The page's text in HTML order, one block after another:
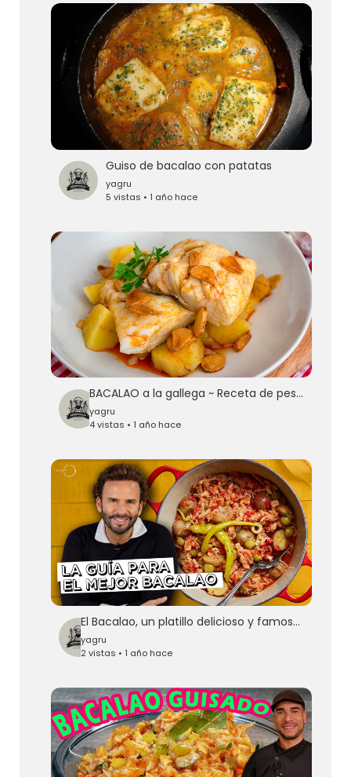
Guiso de bacalao con patatas
yagru
5 vistas • 1 año hace
BACALAO a la gallega ~ Receta de pescado RÁPIDA y SENCILLA
yagru
4 vistas • 1 año hace
El Bacalao, un platillo delicioso y famoso que no puede faltar en Navidad | #ChefOropeza
yagru
2 vistas • 1 año hace